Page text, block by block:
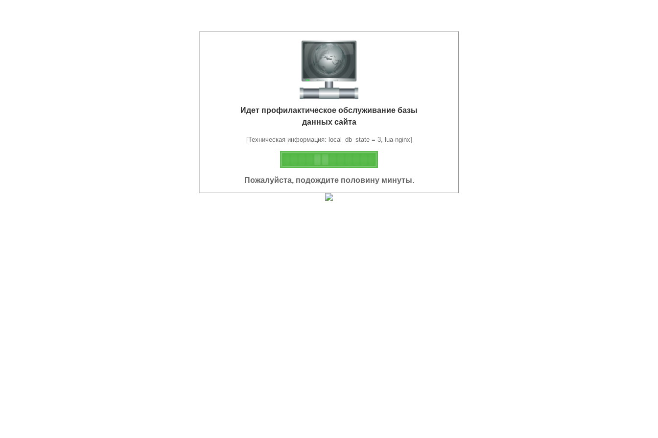
Идет профилактическое обслуживание базы
данных сайта
[Техническая информация: local_db_state = 3, lua-nginx]
Пожалуйста, подождите половину минуты.